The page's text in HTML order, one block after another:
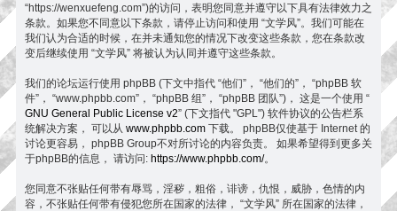
“https://wenxuefeng.com”)的访问，表明您同意并遵守以下具有法律效力之
条款。如果您不同意以下条款，请停止访问和使用 “文学风”。我们可能在
我们认为合适的时候，在并未通知您的情况下改变这些条款，您在条款改
变后继续使用 “文学风” 将被认为认同并遵守这些条款。
我们的论坛运行使用 phpBB (下文中指代 “他们”， “他们的”， “phpBB 软
件”， “www.phpbb.com”， “phpBB 组”， “phpBB 团队”)， 这是一个使用 “
GNU General Public License v2” (下文指代 "GPL") 软件协议的公告栏系
统解决方案， 可以从 www.phpbb.com 下载。 phpBB仅使基于 Internet 的
讨论更容易， phpBB Group不对所讨论的内容负责。 如果希望得到更多关
于phpBB的信息， 请访问: https://www.phpbb.com/。
您同意不张贴任何带有辱骂，淫秽，粗俗，诽谤，仇恨，威胁，色情的内
容，不张贴任何带有侵犯您所在国家的法律， “文学风” 所在国家的法律，